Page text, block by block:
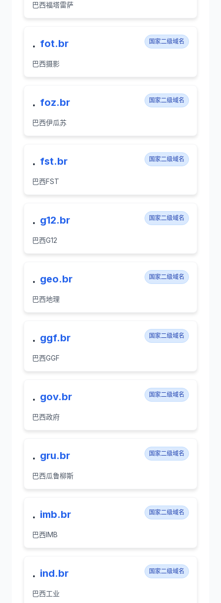
巴西福塔雷萨
. fot.br 国家二级域名
巴西摄影
. foz.br 国家二级域名
巴西伊瓜苏
. fst.br 国家二级域名
巴西FST
. g12.br 国家二级域名
巴西G12
. geo.br 国家二级域名
巴西地理
. ggf.br 国家二级域名
巴西GGF
. gov.br 国家二级域名
巴西政府
. gru.br 国家二级域名
巴西瓜鲁柳斯
. imb.br 国家二级域名
巴西IMB
. ind.br 国家二级域名
巴西工业